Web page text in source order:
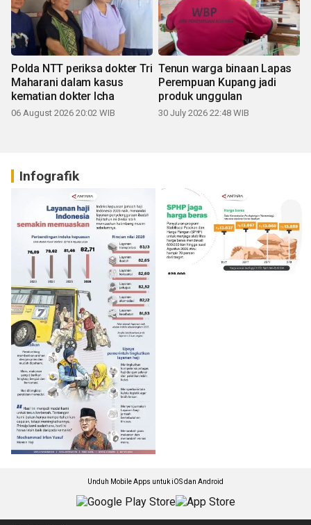
Polda NTT periksa dokter Tri
Maharani dalam kasus
kematian dokter Icha
06 August 2026 20:02 WIB
Tenun warga binaan Lapas
Perempuan Kupang jadi
produk unggulan
30 July 2026 22:48 WIB
Infografik
Unduh Mobile Apps untuk iOS dan Android